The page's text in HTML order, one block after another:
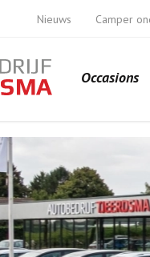
Nieuws Camper
Occasions